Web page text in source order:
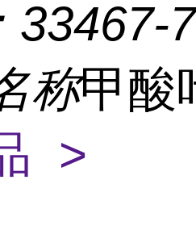
33467-
称甲酸
>